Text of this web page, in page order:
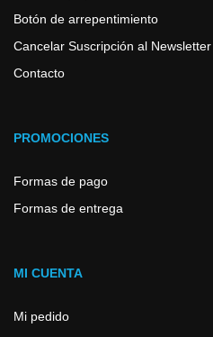
Botón de arrepentimiento
Cancelar Suscripción al Newsletter
Contacto
PROMOCIONES
Formas de pago
Formas de entrega
MI CUENTA
Mi pedido